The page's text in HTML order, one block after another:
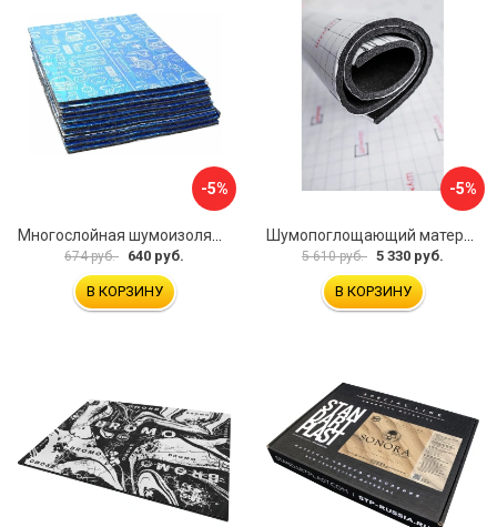
-5%
674 руб. 640 руб.
В КОРЗИНУ
-5%
5 610 руб. 5 330 руб.
В КОРЗИНУ